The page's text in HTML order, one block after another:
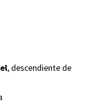
, descendiente de